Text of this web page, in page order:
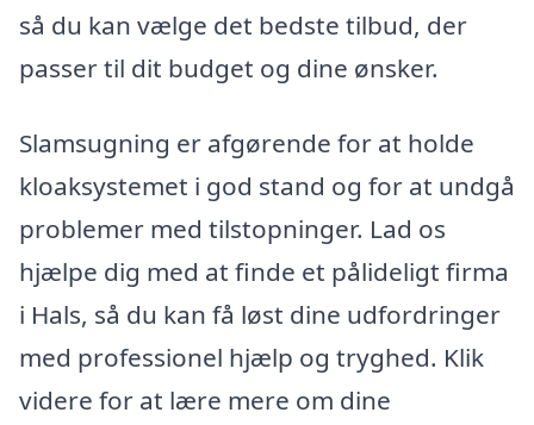
så du kan vælge det bedste tilbud, der
passer til dit budget og dine ønsker.
Slamsugning er afgørende for at holde
kloaksystemet i god stand og for at undgå
problemer med tilstopninger. Lad os
hjælpe dig med at finde et pålideligt firma
i Hals, så du kan få løst dine udfordringer
med professionel hjælp og tryghed. Klik
videre for at lære mere om dine